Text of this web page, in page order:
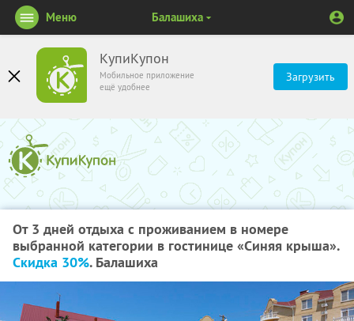
КупиКупон
Мобильное приложение
ещё удобнее
Загрузить
Меню Балашиха
От 3 дней отдыха с проживанием в номере
выбранной категории в гостинице «Синяя крыша».
Скидка 30%. Балашиха